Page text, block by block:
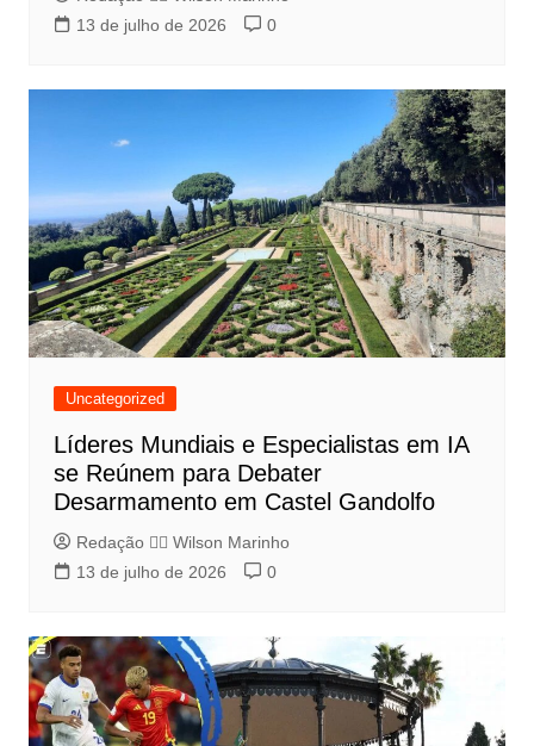
13 de julho de 2026
0
Uncategorized
Líderes Mundiais e Especialistas em IA
se Reúnem para Debater
Desarmamento em Castel Gandolfo
Redação 👨‍⚖️​ Wilson Marinho
13 de julho de 2026
0